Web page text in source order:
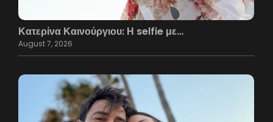
Κατερίνα Καινούργιου: Η selfie με…
August 7, 2026